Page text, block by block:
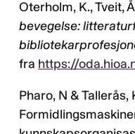
Oterholm, K., Tveit,
bevegelse:
fra https://
Pharo, N & Tallerås,